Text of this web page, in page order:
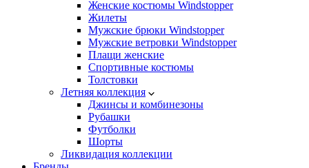
Женские костюмы Windstopper
Жилеты
Мужские брюки Windstopper
Мужские ветровки Windstopper
Плащи женские
Спортивные костюмы
Толстовки
Летняя коллекция
Джинсы и комбинезоны
Рубашки
Футболки
Шорты
Ликвидация коллекции